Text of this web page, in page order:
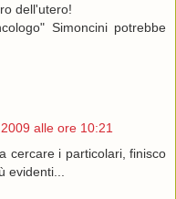
dell'utero!
Simoncini potrebbe
alle ore 10:21
cercare i particolari, finisco
evidenti...